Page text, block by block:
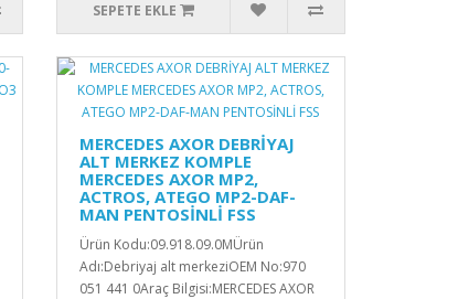
SEPETE EKLE
MERCEDES AXOR DEBRİYAJ
ALT MERKEZ KOMPLE
MERCEDES AXOR MP2,
ACTROS, ATEGO MP2-DAF-
MAN PENTOSİNLİ FSS
Ürün Kodu:09.918.09.0MÜrün
Adı:Debriyaj alt merkeziOEM No:970
051 441 0Araç Bilgisi:MERCEDES AXOR